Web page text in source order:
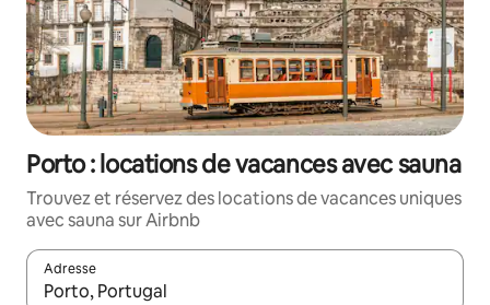
Porto : locations de vacances avec sauna
Trouvez et réservez des locations de vacances uniques
avec sauna sur Airbnb
Adresse
Lorsque les résultats s'affichent, utilisez les flèches vers le